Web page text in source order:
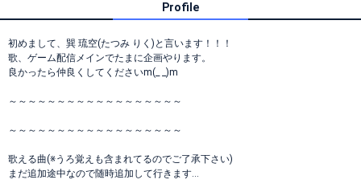
Profile
初めまして、巽 琉空(たつみ りく)と言います！！！
歌、ゲーム配信メインでたまに企画やります。
良かったら仲良くしてくださいm(_ _)m
～～～～～～～～～～～～～～～～～～
～～～～～～～～～～～～～～～～～～
歌える曲(※うろ覚えも含まれてるのでご了承下さい)
まだ追加途中なので随時追加して行きます…